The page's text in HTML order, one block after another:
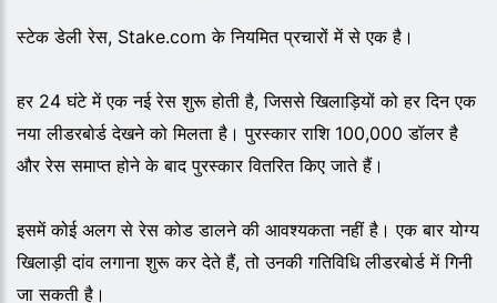
स्टेक डेली रेस, Stake.com के नियमित प्रचारों में से एक है।
हर 24 घंटे में एक नई रेस शुरू होती है, जिससे खिलाड़ियों को हर दिन एक
नया लीडरबोर्ड देखने को मिलता है। पुरस्कार राशि 100,000 डॉलर है
और रेस समाप्त होने के बाद पुरस्कार वितरित किए जाते हैं।
इसमें कोई अलग से रेस कोड डालने की आवश्यकता नहीं है। एक बार योग्य
खिलाड़ी दांव लगाना शुरू कर देते हैं, तो उनकी गतिविधि लीडरबोर्ड में गिनी
जा सकती है।